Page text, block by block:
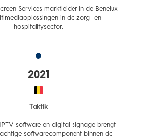
Services marktleider in de Benelux
in de zorg- en
hospitalitysector.
2021
Taktik
software en digital signage brengt
softwarecomponent binnen de